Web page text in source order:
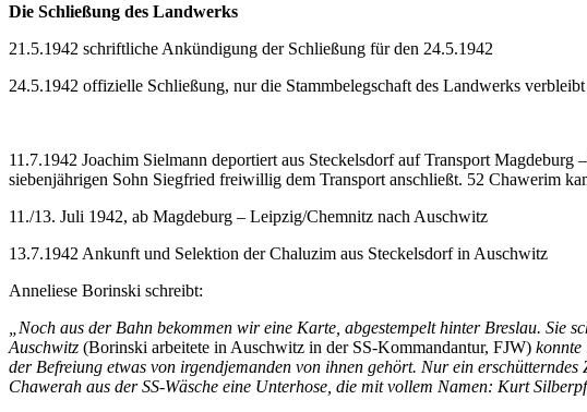
Die Schließung des Landwerks
21.5.1942 schriftliche Ankündigung der Schließung für den 24.5.1942
24.5.1942 offizielle Schließung, nur die Stammbelegschaft des Landwerks
11.7.1942 Joachim Sielmann deportiert aus Steckelsdorf auf Transport
siebenjährigen Sohn Siegfried freiwillig dem Transport anschließt. 52 Chawerim
11./13. Juli 1942, ab Magdeburg – Leipzig/Chemnitz nach Auschwitz
13.7.1942 Ankunft und Selektion der Chaluzim aus Steckelsdorf in Auschwitz
Anneliese Borinski schreibt:
„Noch aus der Bahn bekommen wir eine Karte, abgestempelt hinter Breslau.
Auschwitz (Borinski arbeitete in Auschwitz in der SS-Kommandantur, FJW) konnte
der Befreiung etwas von irgendjemanden von ihnen gehört. Nur ein
Chawerah aus der SS-Wäsche eine Unterhose, die mit vollem Namen: Kurt